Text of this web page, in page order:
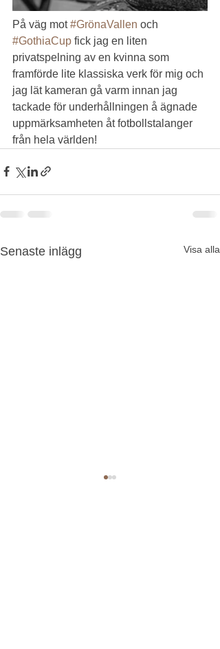
På väg mot #GrönaVallen och
#GothiaCup fick jag en liten
privatspelning av en kvinna som
framförde lite klassiska verk för mig och
jag lät kameran gå varm innan jag
tackade för underhållningen å ägnade
uppmärksamheten åt fotbollstalanger
från hela världen!
Senaste inlägg Visa alla